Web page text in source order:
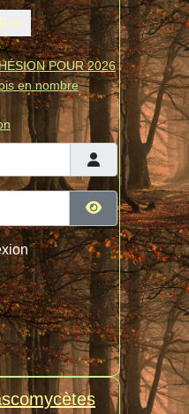
POUR 2026
en nombre
Afficher le